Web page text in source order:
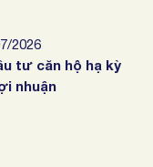
2026
tư căn hộ hạ kỳ
nhuận